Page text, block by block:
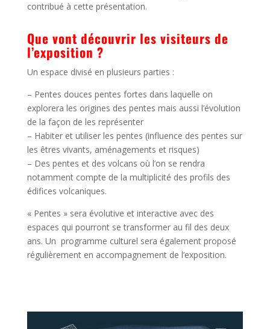
contribué à cette présentation.
Que vont découvrir les visiteurs de
l’exposition ?
Un espace divisé en plusieurs parties :
– Pentes douces pentes fortes dans laquelle on
explorera les origines des pentes mais aussi l’évolution
de la façon de les représenter
– Habiter et utiliser les pentes (influence des pentes sur
les êtres vivants, aménagements et risques)
– Des pentes et des volcans où l’on se rendra
notamment compte de la multiplicité des profils des
édifices volcaniques.
« Pentes » sera évolutive et interactive avec des
espaces qui pourront se transformer au fil des deux
ans. Un programme culturel sera également proposé
régulièrement en accompagnement de l’exposition.